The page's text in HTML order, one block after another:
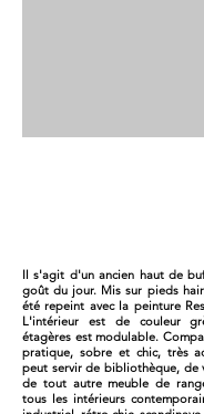
Il s'agit d'un ancien haut de
goût du jour. Mis sur pieds
été repeint avec la peinture
L'intérieur est de couleur
étagères est modulable.
pratique, sobre et chic, très
peut servir de bibliothèque, de
de tout autre meuble de
tous les intérieurs